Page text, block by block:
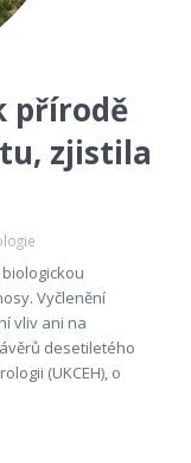
přírodě
zjistila
Vyčlenění
vliv ani na
desetiletého
(UKCEH), o